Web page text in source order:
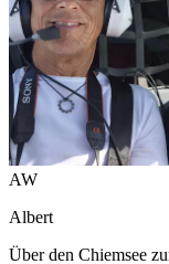
AW
Albert
Über den Chiemsee